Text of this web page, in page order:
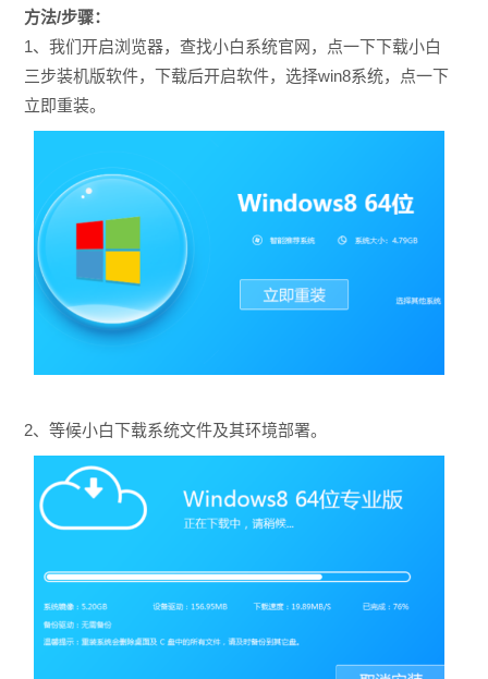
方法/步骤：
1、我们开启浏览器，查找小白系统官网，点一下下载小白
三步装机版软件，下载后开启软件，选择win8系统，点一下
立即重装。
2、等候小白下载系统文件及其环境部署。